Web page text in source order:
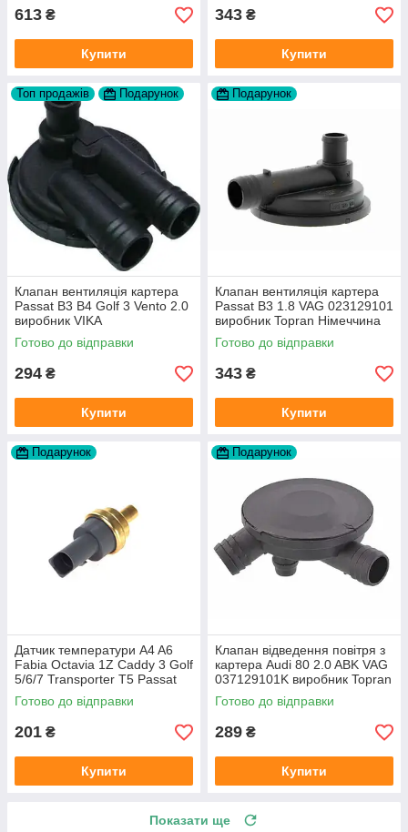
613 ₴
Купити
343 ₴
Купити
Топ продажів Подарунок
Клапан вентиляція картера
Passat B3 B4 Golf 3 Vento 2.0
виробник VIKA
Готово до відправки
294 ₴
Купити
Подарунок
Клапан вентиляція картера
Passat B3 1.8 VAG 023129101
виробник Topran Німеччина
Готово до відправки
343 ₴
Купити
Подарунок
Датчик температури A4 A6
Fabia Octavia 1Z Caddy 3 Golf
5/6/7 Transporter T5 Passat
B6 (колір сірий)
Готово до відправки
201 ₴
Купити
Подарунок
Клапан відведення повітря з
картера Audi 80 2.0 ABK VAG
037129101K виробник Topran
Німеччина
Готово до відправки
289 ₴
Купити
Показати ще